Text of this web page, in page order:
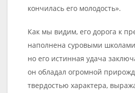
кончилась его молодость».
Как мы видим, его дорога к
наполнена суровыми
но его истинная удача
он обладал огромной
твердостью характера,